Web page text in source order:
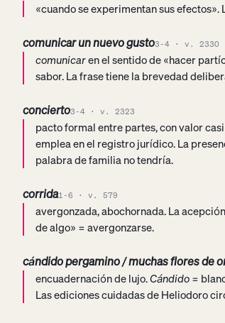
«cuando se experimentan sus efectos».
comunicar un nuevo gusto3-4 · v. 2330
comunicaren el sentido de «hacer
sabor. La frase tiene la brevedad
concierto3-4 · v. 2323
pacto formal entre partes, con valor
emplea en el registro jurídico. La
palabra de familia no tendría.
corrida1-6 · v. 579
avergonzada, abochornada. La
de algo» = avergonzarse.
cándido pergamino / muchas flores de
encuadernación de lujo.Cándido =
Las ediciones cuidadas de Heliodoro